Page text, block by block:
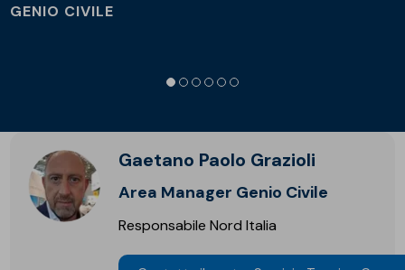
GENIO CIVILE
Gaetano Paolo Grazioli
Area Manager Genio Civile
Responsabile Nord Italia